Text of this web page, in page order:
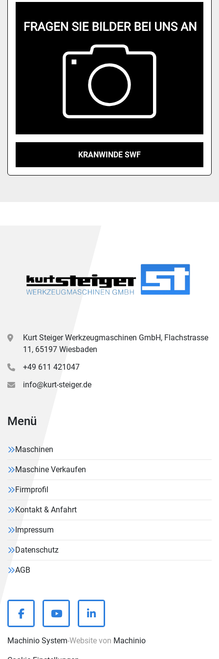
KRANWINDE SWF
Kurt Steiger Werkzeugmaschinen GmbH, Flachstrasse
11, 65197 Wiesbaden
+49 611 421047
info@kurt-steiger.de
Menü
Maschinen
Maschine Verkaufen
Firmprofil
Kontakt & Anfahrt
Impressum
Datenschutz
AGB
facebookyoutubelinkedin
Machinio System-Website von Machinio